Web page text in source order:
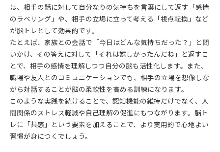
は、相手の話に対して自分なりの気持ちを言葉にして返す「感情
のラベリング」や、相手の立場に立って考える「視点転換」など
が脳トレとして効果的です。
たとえば、家族との会話で「今日はどんな気持ちだった？」と問
いかけ、その答えに対して「それは嬉しかったんだね」と返すこ
とで、相手の感情を理解しつつ自分の脳も活性化します。また、
職場や友人とのコミュニケーションでも、相手の立場を想像しな
がら対話することが脳の柔軟性を高める訓練になります。
このような実践を続けることで、認知機能の維持だけでなく、人
間関係のストレス軽減や自己理解の促進にもつながります。脳ト
レに「共感」という要素を加えることで、より実用的で心地よい
習慣が身につくでしょう。